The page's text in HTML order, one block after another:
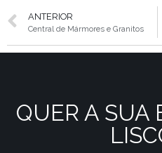
ANTERIOR
Central de Mármores e Granitos
QUER A SUA